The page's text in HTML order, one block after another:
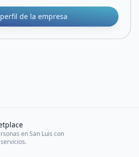
de la empresa
en San Luis con